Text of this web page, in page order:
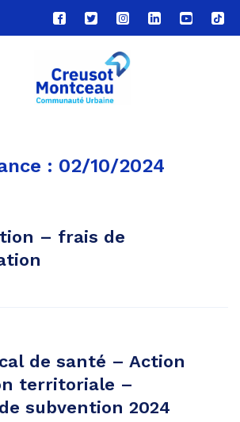
Lien
vers
compte
Facebook
Lien
vers
compte
Twitter
Lien
vers
le
compte
Lien
vers
Lien
vers
Lien
vers
: 02/10/2024
– frais de
de santé – Action
territoriale –
subvention 2024